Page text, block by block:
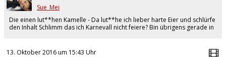
Sue_Mei
Die einen lut**hen Kamelle - Da lut**he ich lieber harte Eier und schlürfe
den Inhalt Schlimm das ich Karnevall nicht feiere? Bin übrigens gerade in
13. Oktober 2016 um 15:43 Uhr